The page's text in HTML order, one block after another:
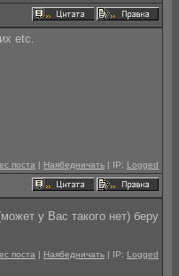
etc.
поста | Наябедничать | IP: Logged
у Вас такого нет) беру
поста | Наябедничать | IP: Logged